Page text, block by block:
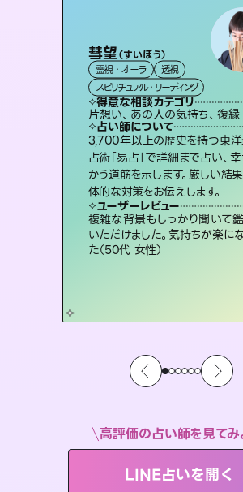
彗望（すいぼう）
霊視・オーラ
透視
スピリチュアル・リーディング
得意な相談カテゴリ
片想い、あの人の気持ち、復
占い師について
3,700年以上の歴史を持つ東
占術「易占」で詳細まで占い、
かう道筋を示します。厳しい結
体的な対策をお伝えします。
ユーザーレビュー
複雑な背景もしっかり聞いて
いただけました。気持ちが楽に
た（50代 女性）
桃源珠羽（とうげんみう）
霊視・オーラ タロット
スピリチュアル・リーディング
得意な相談カテゴリ
片想い、あの人の気持ち、
占い師について
恋愛のお悩みの中でも特に
係」の相談を得意としており
恋人未満なお相手との今後
寧に読み解き恋愛成就へと導
ユーザーレビュー
鑑定していただいてアドバイ
動すると仲が復活してきまし
とうございました（40代 女
未来視師＊花
霊視・オーラ
スピリチュアル・リーディング
得意な相談カテゴリ
出逢い、片想い、復縁
占い師について
未来には何パターンもの
ます。不安で視えにくくな
たの素敵な未来を見つけ
選択できるようアドバイ
ユーザーレビュー
職場の人の性質や人間関
本当によく視えていてびっ
打てて前向きになれます
アイリス -iris-
西洋占星術
ルーン
得意な相談カテゴリ
恋愛総合、片想い、二
占い師について
復縁、恋愛、不倫の行方、同性愛や片思い、仕事関係や借金問題まで知りたいことや心の負担になって
ユーザーレビュー
安心感のあり、言い切っ
さない鑑定のおかげで、
持ちを整えられます（30
おう 霊感オ
霊視・オーラ
オラクルカード
得意な相談カテ
恋愛総合、あの人の
占い師について
霊視×オラクルカード
「未来」そして「気に
ち」まで丁寧に読み解
ントを優しく引き出し
ユーザーレビュー
不安な気持ちが嘘みた
た…！よく視えていらっ
感じました（40代 女性）
セラピスト理恵
霊視・オーラ タ
スピリチュアル・リー
得意な相談カテ
片想い、二人の未
占い師について
連絡再開、復縁、成
多数。セラピストと
験があるからこそで
い未来をサポートし
ユーザーレビュー
とても心温まる鑑定で
らは何も言っていない
しゃるんだなと驚きです
高評価の占い師を見てみ
LINE占いを開く